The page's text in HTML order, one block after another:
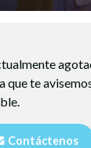
que te
Contáctenos